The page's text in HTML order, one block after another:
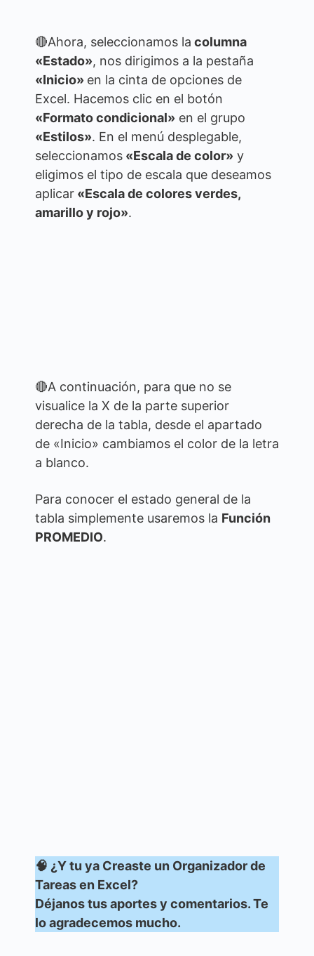
🔴Ahora, seleccionamos la columna
«Estado», nos dirigimos a la pestaña
«Inicio» en la cinta de opciones de
Excel. Hacemos clic en el botón
«Formato condicional» en el grupo
«Estilos». En el menú desplegable,
seleccionamos «Escala de color» y
eligimos el tipo de escala que deseamos
aplicar «Escala de colores verdes,
amarillo y rojo».
🔴A continuación, para que no se
visualice la X de la parte superior
derecha de la tabla, desde el apartado
de «Inicio» cambiamos el color de la letra
a blanco.
Para conocer el estado general de la
tabla simplemente usaremos la Función
PROMEDIO.
🧠 ¿Y tu ya Creaste un Organizador de
Tareas en Excel?
Déjanos tus aportes y comentarios. Te
lo agradecemos mucho.